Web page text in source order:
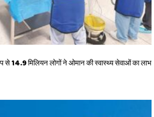
14.9 मिलियन लोगों ने ओमान की स्वास्थ्य सेवाओं का लाभ